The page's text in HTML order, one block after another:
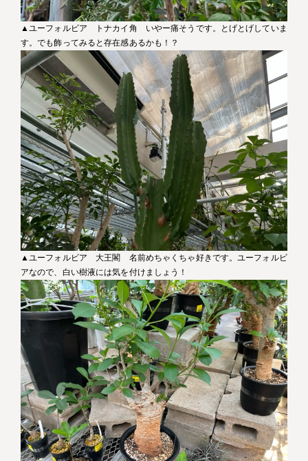
▲ユーフォルビア トナカイ角 いやー痛そうです。とげとげしていま
す。でも飾ってみると存在感あるかも！？
▲ユーフォルビア 大王閣 名前めちゃくちゃ好きです。ユーフォルビ
アなので、白い樹液には気を付けましょう！